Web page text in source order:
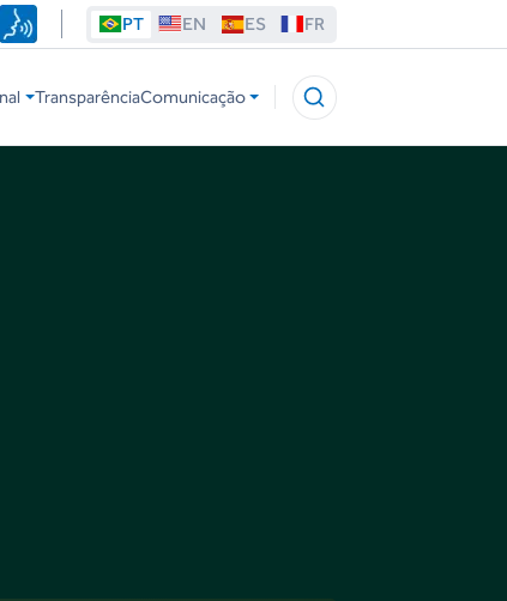
PT EN ES FR
TransparênciaComunicação